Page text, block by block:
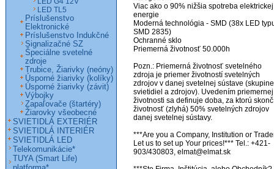
Viac ako o 90% nižšia spotreba elektrickej
energie
Moderná technológia - SMD (38x LED
SMD 2835)
Ochranné sklo
Priemerná životnosť 50.000h
Pozn.: Priemerná životnosť svetelného
zdroja je priemer životností svetelných
zdrojov v danej svetelnej sústave (skupine
svietidiel a zdrojov). Uvedením priemernej
životnosti sa definuje doba, za ktorú
životnosť (zlyhá) 50% svetelných zdrojov
danej svetelnej sústavy.
***Are you a Company, Institution or
Let us to set up Your prices!*** Tel.: +421-
903/430803, elmat@elmat.sk
LED TL5
Príslušenstvo
Elektronické
Príslušenstvo Indukčné
Signalizačné SZ
Špeciálne svetelné
zdroje
Trubice, Žiarivky (neóny)
Úsporné žiarivky (kolíky)
Úsporné žiarivky (závit)
Výbojky
Zapaľovače (štartéry)
Žiarovky všeobecné
SVIETIDLÁ EXTERIÉR
SVIETIDLÁ INTERIÉR
SVIETIDLÁ LED
Telekomunikácie*
TUYA (Smart Life)